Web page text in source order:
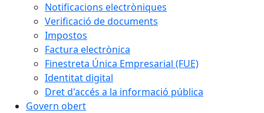
Notificacions electròniques
Verificació de documents
Impostos
Factura electrònica
Finestreta Única Empresarial (FUE)
Identitat digital
Dret d'accés a la informació pública
Govern obert